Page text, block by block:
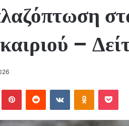
–
PinterestReddit VKontakte